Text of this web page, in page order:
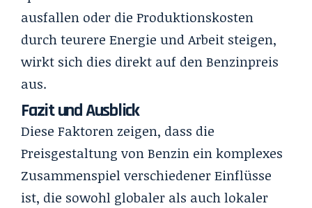
ausfallen oder die Produktionskosten
durch teurere Energie und Arbeit steigen,
wirkt sich dies direkt auf den Benzinpreis
aus.
Fazit und Ausblick
Diese Faktoren zeigen, dass die
Preisgestaltung von Benzin ein komplexes
Zusammenspiel verschiedener Einflüsse
ist, die sowohl globaler als auch lokaler